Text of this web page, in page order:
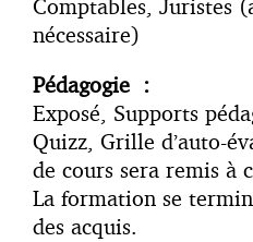
Comptables, Juristes
nécessaire)
Pédagogie :
Exposé, Supports
Quizz, Grille d’auto-
de cours sera remis à
La formation se
des acquis.